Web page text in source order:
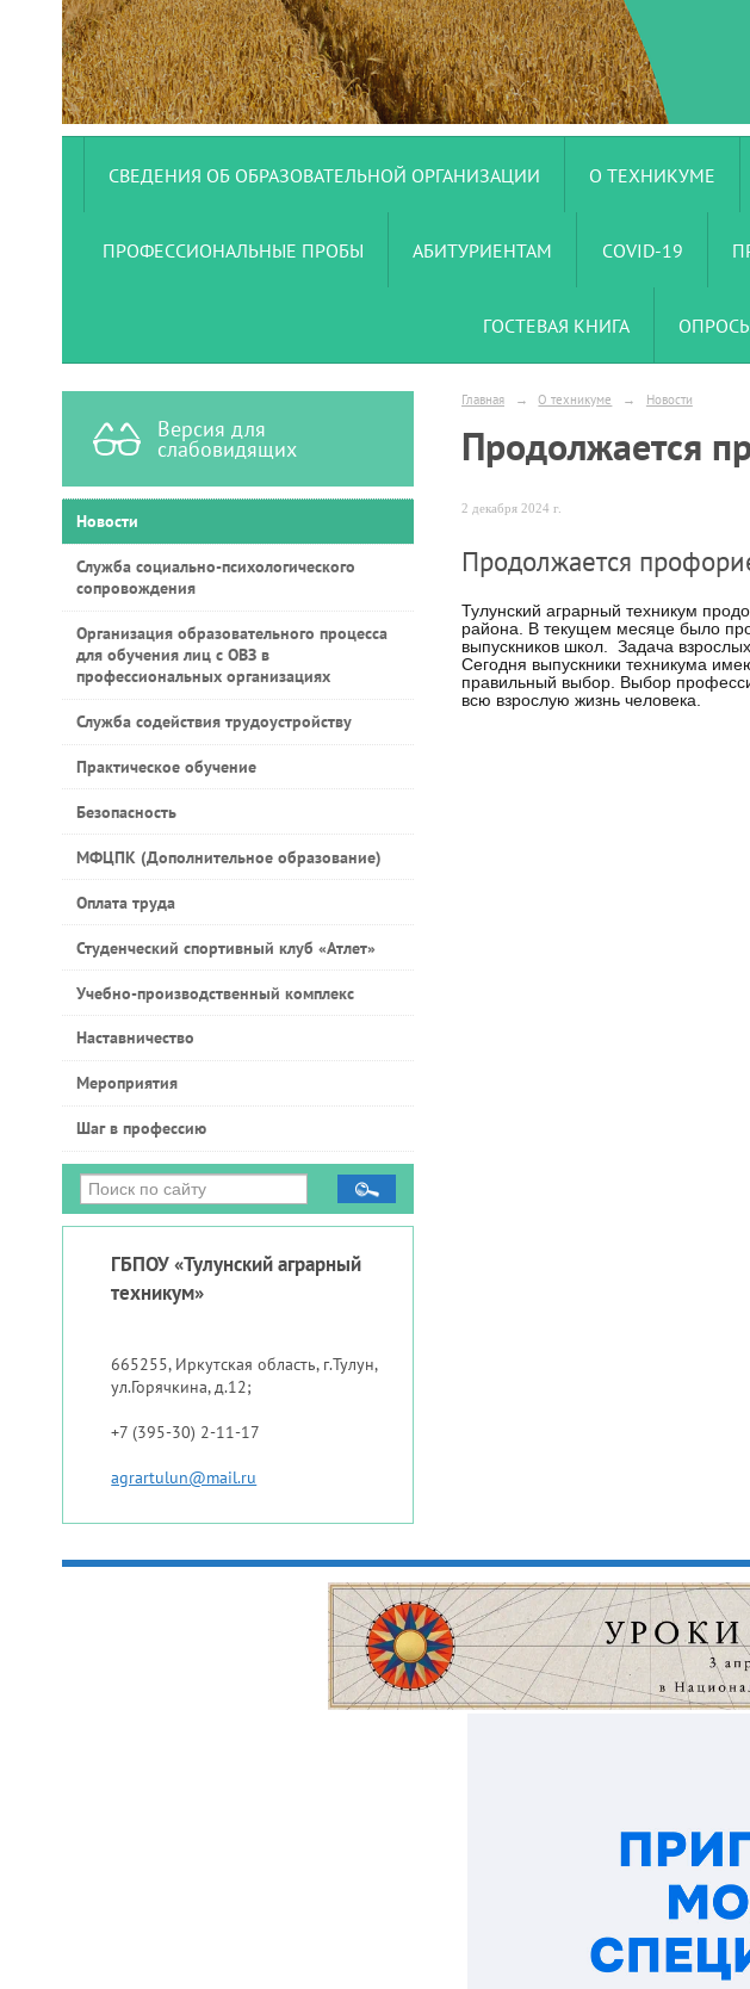
СВЕДЕНИЯ ОБ ОБРАЗОВАТЕЛЬНОЙ ОРГАНИЗАЦИИ О ТЕХНИКУМЕ
ПРОФЕССИОНАЛЬНЫЕ ПРОБЫ АБИТУРИЕНТАМ COVID-19
ГОСТЕВАЯ КНИГА
Версия для
слабовидящих
Новости
Служба социально-психологического
сопровождения
Организация образовательного процесса
для обучения лиц с ОВЗ в
профессиональных организациях
Служба содействия трудоустройству
Практическое обучение
Безопасность
МФЦПК (Дополнительное образование)
Оплата труда
Студенческий спортивный клуб «Атлет»
Учебно-производственный комплекс
Наставничество
Мероприятия
Шаг в профессию
ГБПОУ «Тулунский аграрный
техникум»
665255, Иркутская область, г.Тулун,
ул.Горячкина, д.12;
+7 (395-30) 2-11-17
agrartulun@mail.ru
Главная → О техникуме → Новости
Продолжается
2 декабря 2024 г.
Продолжается
Тулунский аграрный техникум
района. В текущем месяце было
выпускников школ. Задача
Сегодня выпускники техникума
правильный выбор. Выбор
всю взрослую жизнь человека.